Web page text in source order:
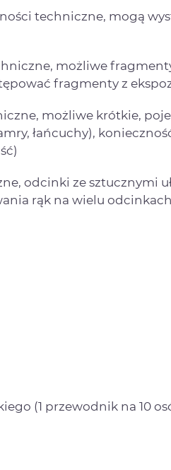
techniczne, mogą
możliwe
fragmenty z
możliwe krótkie,
łańcuchy),
odcinki ze sztucznymi
rąk na wielu
(1 przewodnik na 10